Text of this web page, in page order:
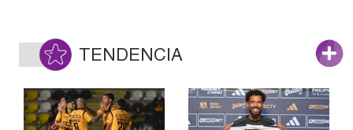
TENDENCIA